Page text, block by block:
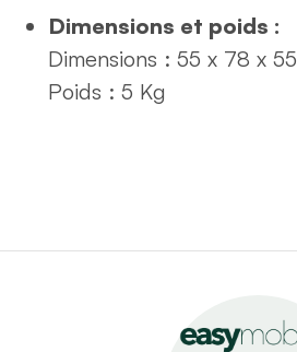
Dimensions et poids :
Dimensions : 55 x 78 x 55
Poids : 5 Kg